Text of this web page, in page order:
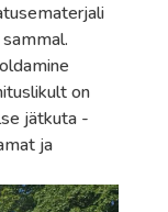
on
jätkuta -
ja